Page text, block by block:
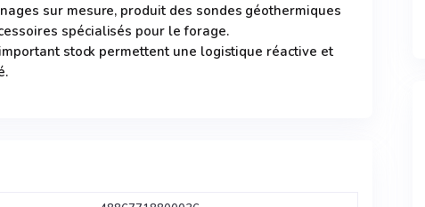
sur mesure, produit des sondes géothermiques
spécialisés pour le forage.
stock permettent une logistique réactive et